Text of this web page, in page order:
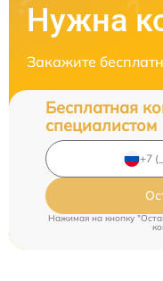
Нужна
Закажите
Бесплатная
специалистом
Нажимая на кнопку